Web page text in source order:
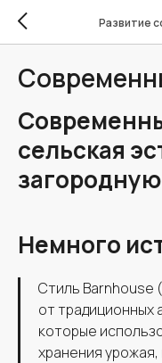
Развитие
сельская
Немного
Стиль Barnhouse
от традиционных
которые
хранения